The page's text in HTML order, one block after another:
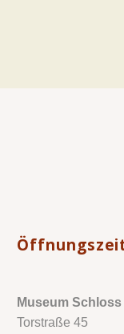
Museum
Torstraße 45